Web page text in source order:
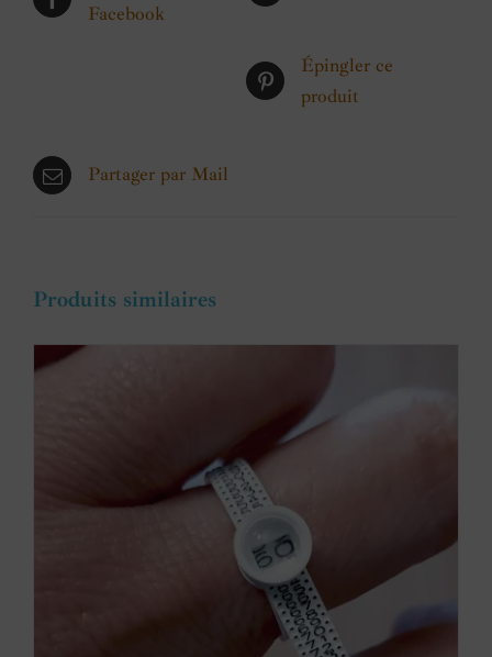
Facebook
Épingler ce
produit
Partager par Mail
Produits similaires